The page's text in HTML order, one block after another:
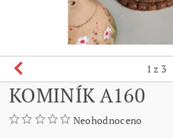
1 z 3
KOMINÍK A160
Neohodnoceno